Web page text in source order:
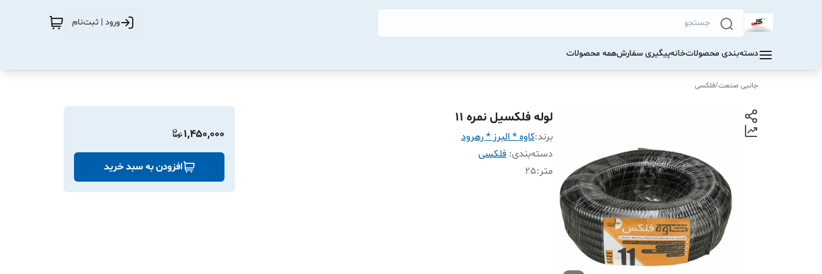
ورود | ثبت‌نام
دسته‌بندی محصولاتخانهپیگیری سفارشهمه محصولات
جانبی صنعت/فلکسی
لوله فلکسیل نمره 11
برند:کاوه * البرز * رهرود
دسته‌بندی: فلکسی
متر:
25
1,450,000
افزودن به سبد خرید